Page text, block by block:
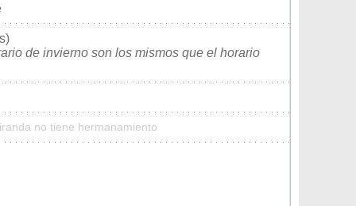
de invierno son los mismos que el horario
no tiene hermanamiento